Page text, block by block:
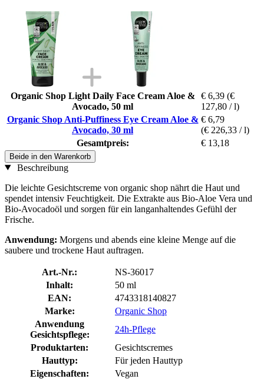
Organic Shop Light Daily Face Cream Aloe &
Avocado, 50 ml
€ 6,39 (€
127,80 / l)
Organic Shop Anti-Puffiness Eye Cream Aloe &
Avocado, 30 ml
€ 6,79
(€ 226,33 / l)
Gesamtpreis:
€ 13,18
Beide in den Warenkorb
Beschreibung
Die leichte Gesichtscreme von organic shop nährt die Haut und
spendet intensiv Feuchtigkeit. Die Extrakte aus Bio-Aloe Vera und
Bio-Avocadoöl und sorgen für ein langanhaltendes Gefühl der
Frische.
Anwendung: Morgens und abends eine kleine Menge auf die
saubere und trockene Haut auftragen.
Art.-Nr.:
NS-36017
Inhalt:
50 ml
EAN:
4743318140827
Marke:
Organic Shop
Anwendung
Gesichtspflege:
24h-Pflege
Produktarten:
Gesichtscremes
Hauttyp:
Für jeden Hauttyp
Eigenschaften:
Vegan